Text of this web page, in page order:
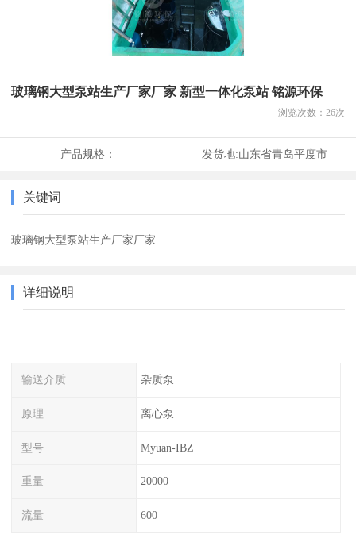
玻璃钢大型泵站生产厂家厂家 新型一体化泵站 铭源环保
浏览次数： 26次
产品规格： 发货地:山东省青岛平度市
关键词
玻璃钢大型泵站生产厂家厂家
详细说明
输送介质 杂质泵
原理 离心泵
型号 Myuan-IBZ
重量 20000
流量 600